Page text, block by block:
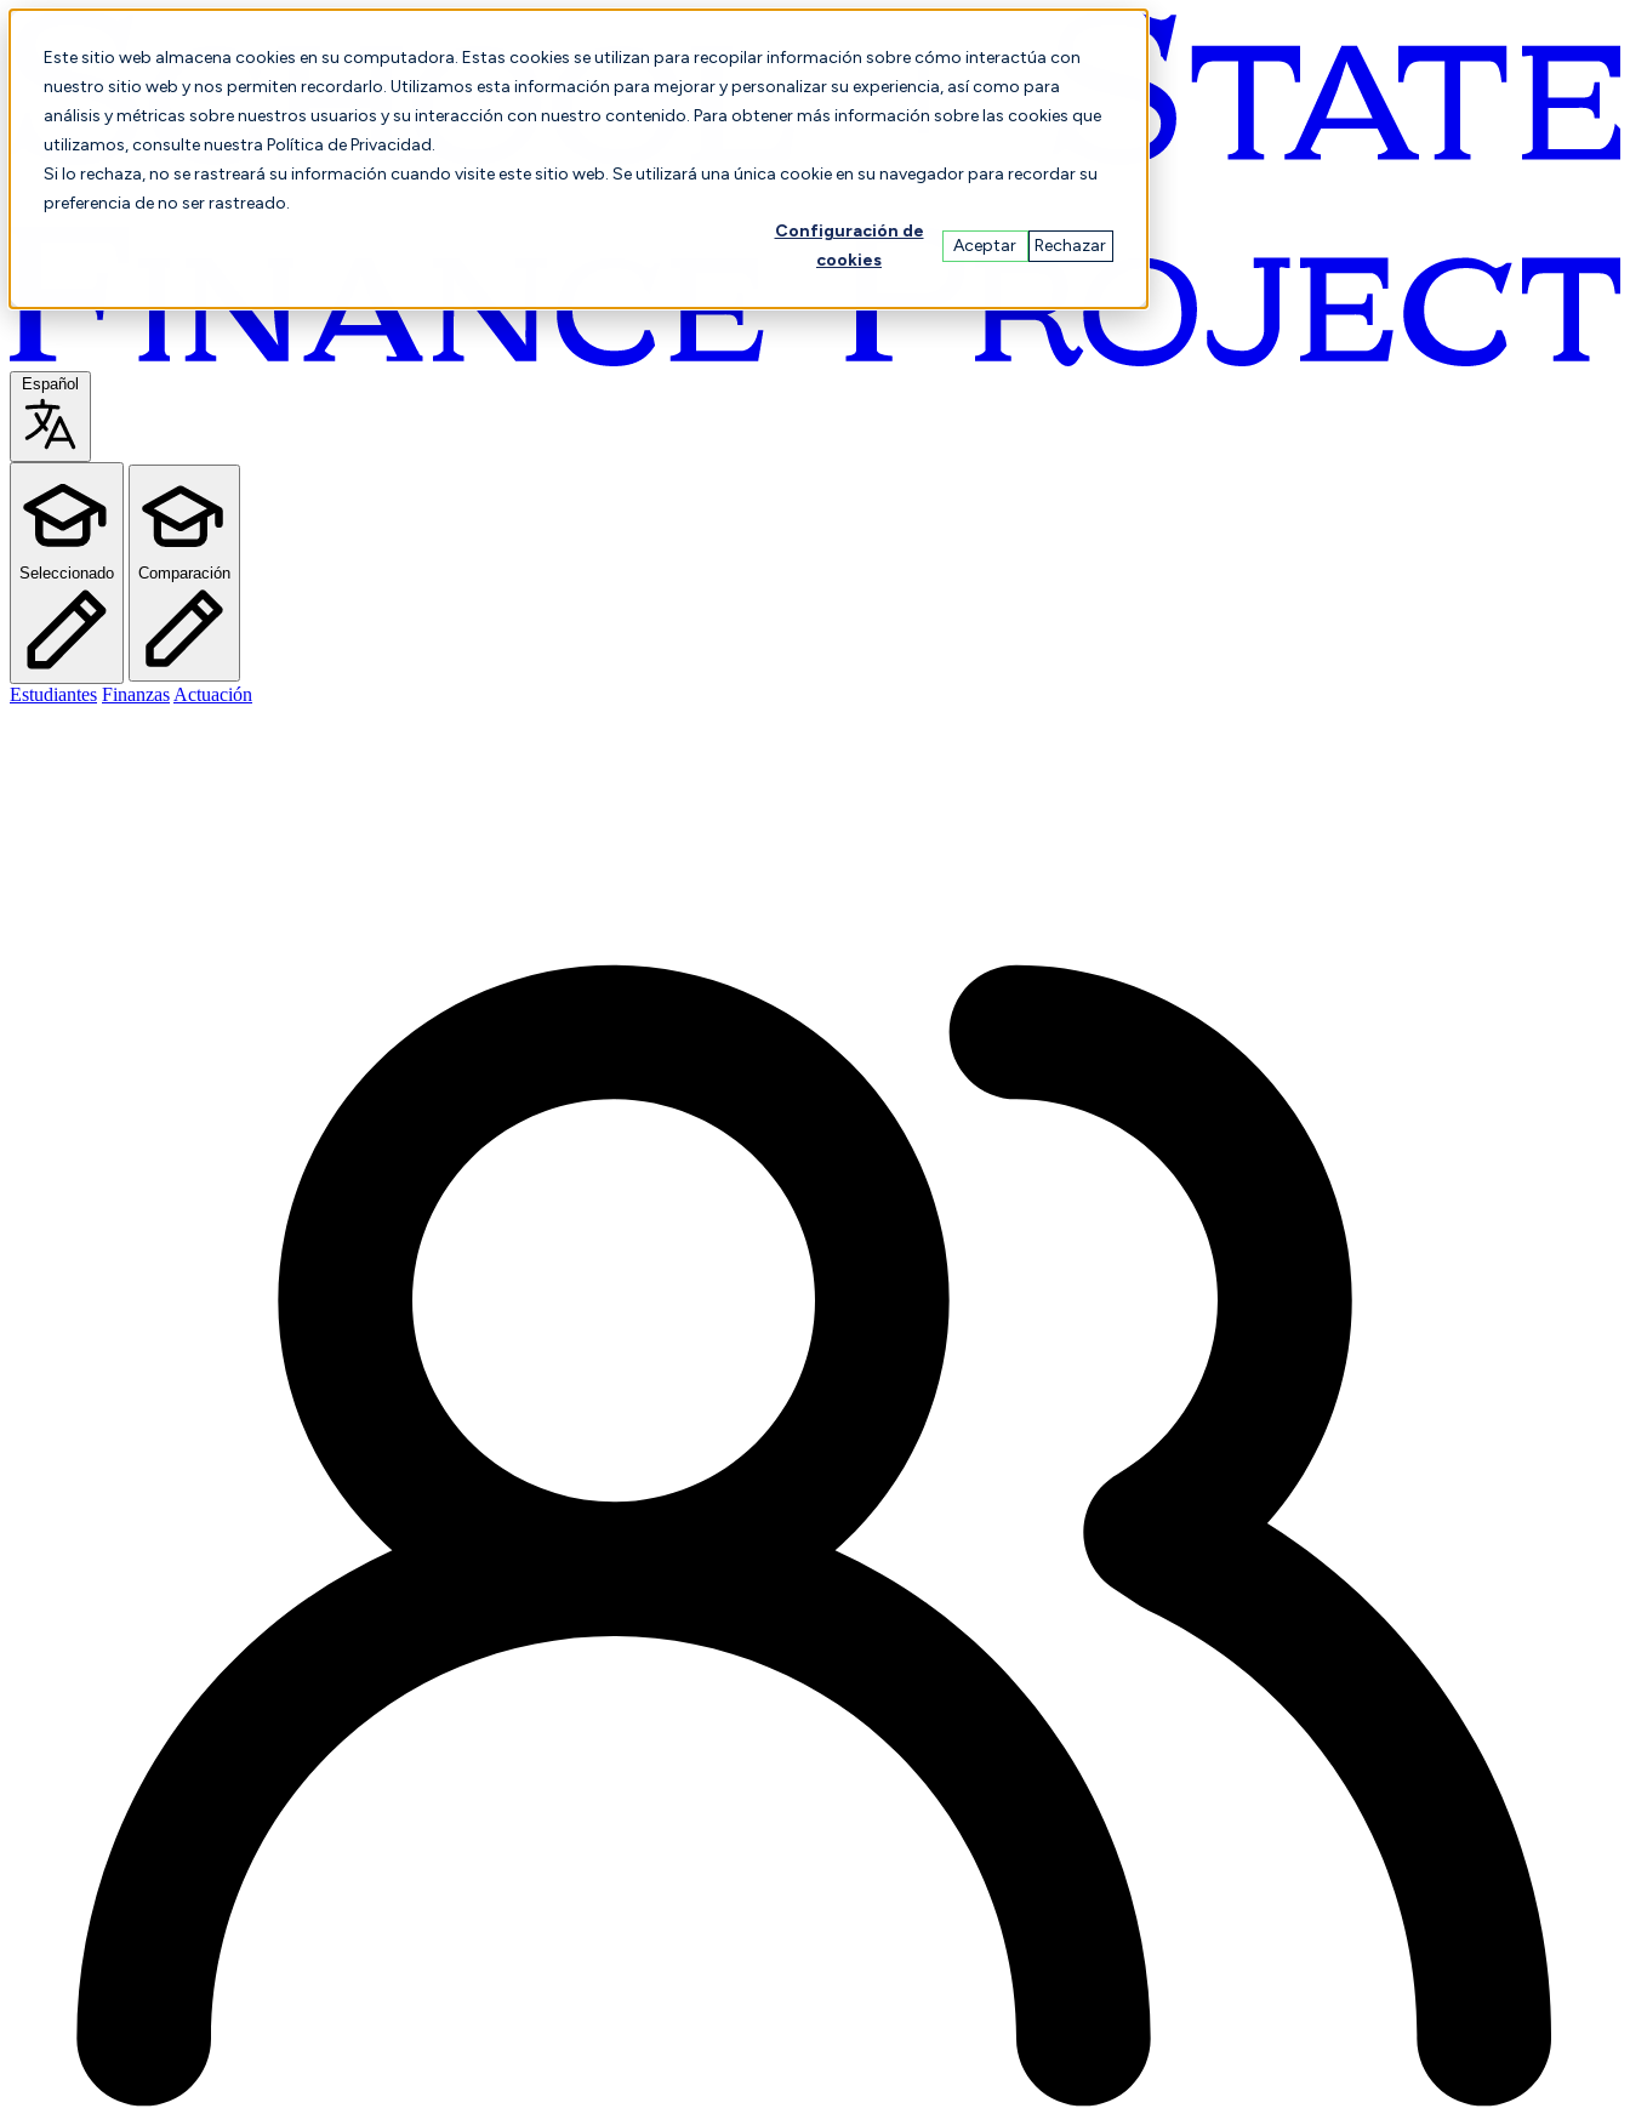
Este sitio web almacena cookies en su computadora. Estas cookies se utilizan para recopilar información sobre cómo interactúa con
nuestro sitio web y nos permiten recordarlo. Utilizamos esta información para mejorar y personalizar su experiencia, así como para
análisis y métricas sobre nuestros usuarios y su interacción con nuestro contenido. Para obtener más información sobre las cookies que
utilizamos, consulte nuestra Política de Privacidad.
Si lo rechaza, no se rastreará su información cuando visite este sitio web. Se utilizará una única cookie en su navegador para recordar su
preferencia de no ser rastreado.
Configuración de
cookies
Aceptar Rechazar
Español
Seleccionado Comparación
Estudiantes Finanzas Actuación